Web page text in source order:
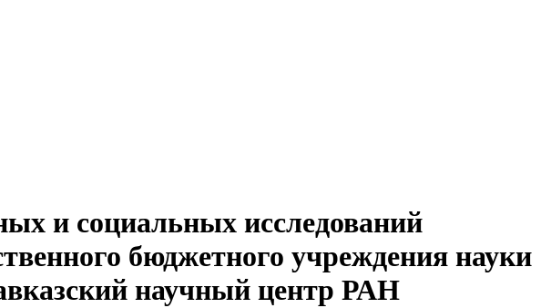
и социальных исследований
бюджетного учреждения науки
научный центр РАН